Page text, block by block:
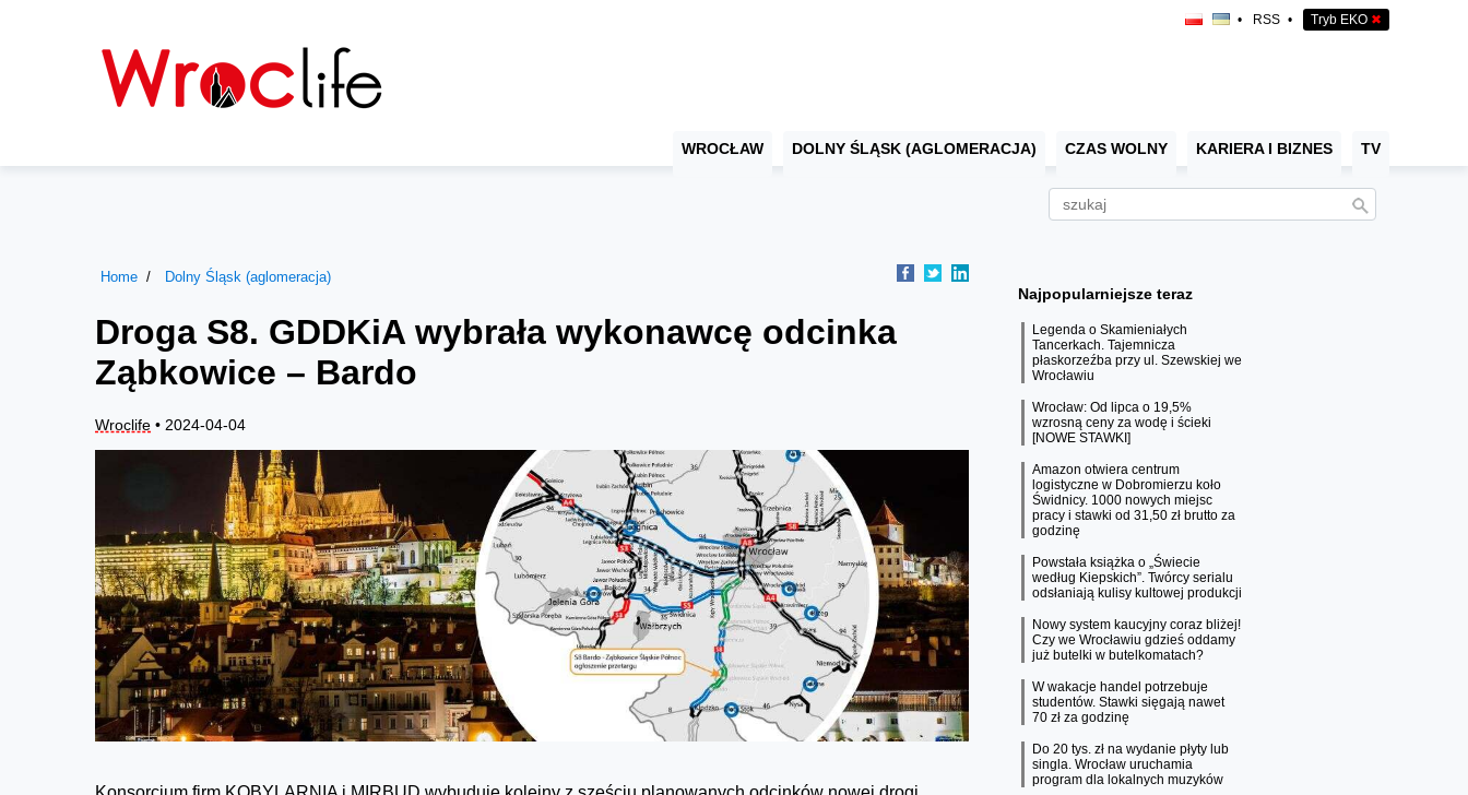
• RSS • Tryb EKO ✖
WROCŁAW DOLNY ŚLĄSK (AGLOMERACJA) CZAS WOLNY KARIERA I BIZNES TV
Home Dolny Śląsk (aglomeracja)
Droga S8. GDDKiA wybrała wykonawcę odcinka
Ząbkowice – Bardo
Wroclife • 2024-04-04
Najpopularniejsze teraz
Legenda o Skamieniałych
Tancerkach. Tajemnicza
płaskorzeźba przy ul. Szewskiej we
Wrocławiu
Wrocław: Od lipca o 19,5%
wzrosną ceny za wodę i ścieki
[NOWE STAWKI]
Amazon otwiera centrum
logistyczne w Dobromierzu koło
Świdnicy. 1000 nowych miejsc
pracy i stawki od 31,50 zł brutto za
godzinę
Powstała książka o „Świecie
według Kiepskich”. Twórcy serialu
odsłaniają kulisy kultowej produkcji
Nowy system kaucyjny coraz bliżej!
Czy we Wrocławiu gdzieś oddamy
już butelki w butelkomatach?
W wakacje handel potrzebuje
studentów. Stawki sięgają nawet
70 zł za godzinę
Do 20 tys. zł na wydanie płyty lub
singla. Wrocław uruchamia
program dla lokalnych muzyków